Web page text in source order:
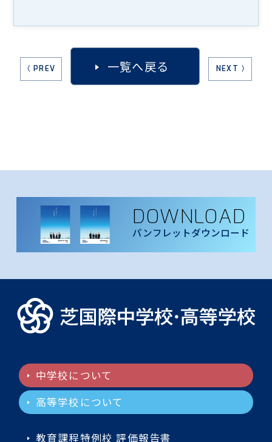
〈 PREV 一覧へ戻る NEXT 〉
DOWNLOAD
パンフレットダウンロード
中学校について
高等学校について
教育課程特例校 評価報告書